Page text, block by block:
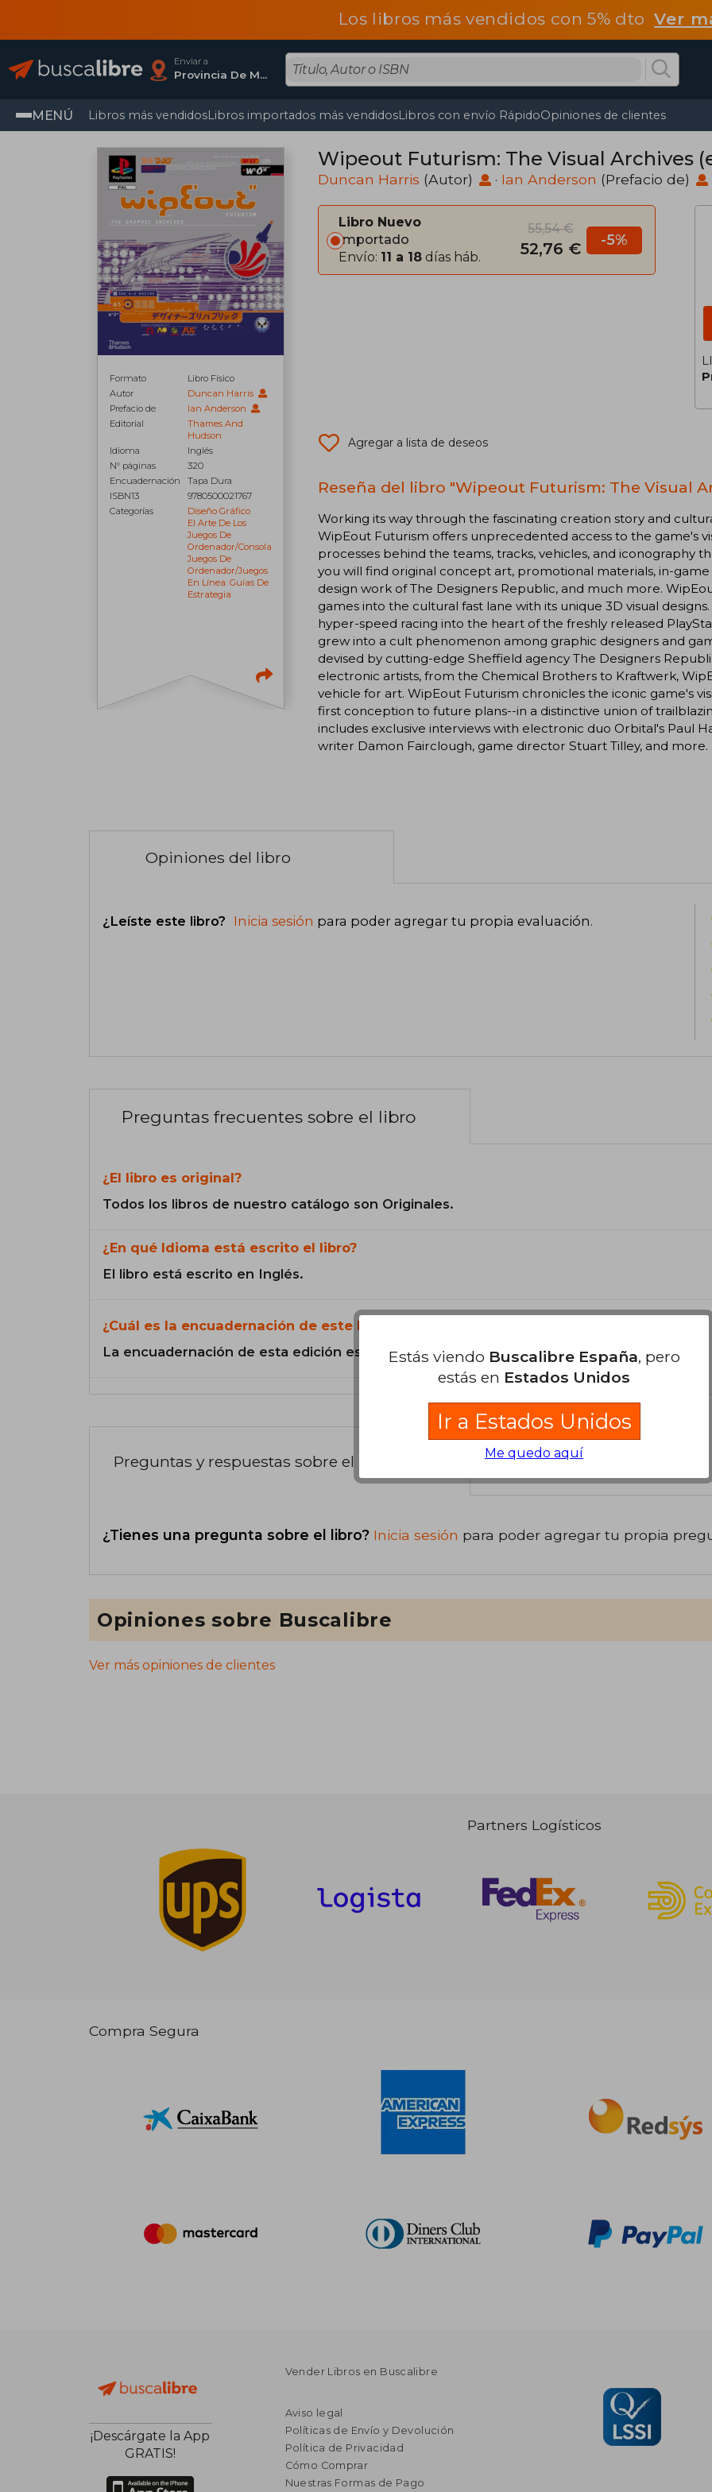
Los libros más vendidos con 5% dtoVer
Enviar a
Provincia De Madrid
MENÚ Libros más vendidosLibros importados más vendidosLibros con envío RápidoOpiniones de clientes
Formato
Libro Físico
Autor
Duncan Harris
Prefacio de
Ian Anderson
Editorial
Thames And
Hudson
Idioma
Inglés
N° páginas
320
Encuadernación
Tapa Dura
ISBN13
9780500021767
Categorías
Diseño Gráfico
El Arte De Los
Juegos De
Ordenador/consola
Juegos De
Ordenador/juegos
En Línea: Guías De
Estrategia
Wipeout Futurism: The Visual Archives
Duncan Harris (Autor) · Ian Anderson (Prefacio de)
Libro Nuevo
Importado
Envío: 11 a 18 días háb.
55,54 €
52,76 € -5%
Agregar a lista de deseos
Reseña del libro "Wipeout Futurism: The Visual
Working its way through the fascinating creation story and
WipEout Futurism offers unprecedented access to the game's
processes behind the teams, tracks, vehicles, and iconography
you will find original concept art, promotional materials, in-
design work of The Designers Republic, and much more.
games into the cultural fast lane with its unique 3D visual
hyper-speed racing into the heart of the freshly released
grew into a cult phenomenon among graphic designers and
devised by cutting-edge Sheffield agency The Designers
electronic artists, from the Chemical Brothers to Kraftwerk,
vehicle for art. WipEout Futurism chronicles the iconic game's
first conception to future plans--in a distinctive union of
includes exclusive interviews with electronic duo Orbital's Paul
writer Damon Fairclough, game director Stuart Tilley, and more.
Opiniones del libro
¿Leíste este libro? Inicia sesión para poder agregar tu propia evaluación.
Preguntas frecuentes sobre el libro
¿El libro es original?
Todos los libros de nuestro catálogo son Originales.
¿En qué Idioma está escrito el libro?
El libro está escrito en Inglés.
¿Cuál es la encuadernación de este libro?
La encuadernación de esta edición es Tapa Dura.
Preguntas y respuestas sobre el libro
¿Tienes una pregunta sobre el libro? Inicia sesión para poder agregar tu propia
Opiniones sobre Buscalibre
Ver más opiniones de clientes
Partners Logísticos
Compra Segura
¡Descárgate la App
GRATIS!
Vender Libros en Buscalibre
Aviso legal
Políticas de Envío y Devolución
Política de Privacidad
Cómo Comprar
Nuestras Formas de Pago
Estás viendo Buscalibre España, pero
estás en Estados Unidos
Ir a Estados Unidos
Me quedo aquí